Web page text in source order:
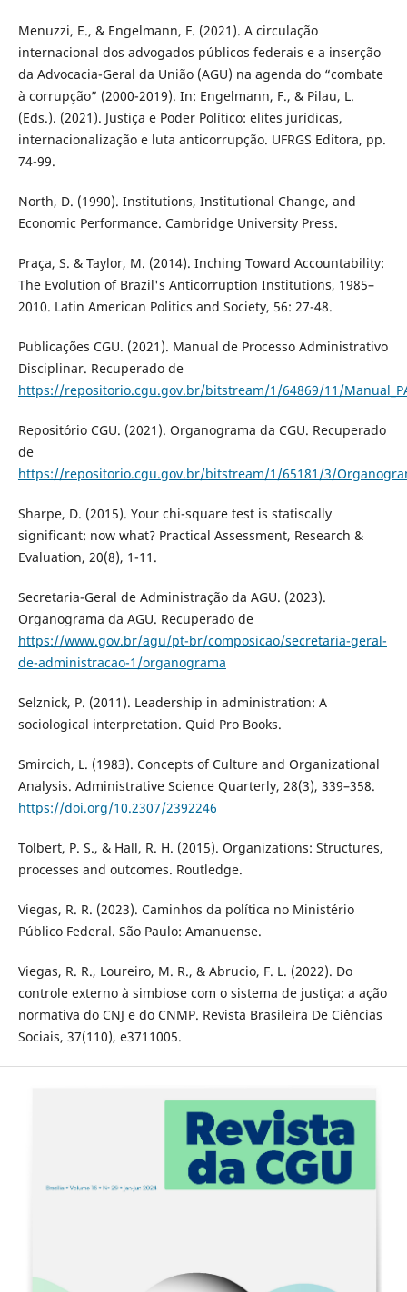
Menuzzi, E., & Engelmann, F. (2021). A circulação
internacional dos advogados públicos federais e a inserção
da Advocacia-Geral da União (AGU) na agenda do “combate
à corrupção” (2000-2019). In: Engelmann, F., & Pilau, L.
(Eds.). (2021). Justiça e Poder Político: elites jurídicas,
internacionalização e luta anticorrupção. UFRGS Editora, pp.
74-99.
North, D. (1990). Institutions, Institutional Change, and
Economic Performance. Cambridge University Press.
Praça, S. & Taylor, M. (2014). Inching Toward Accountability:
The Evolution of Brazil's Anticorruption Institutions, 1985–
2010. Latin American Politics and Society, 56: 27-48.
Publicações CGU. (2021). Manual de Processo Administrativo
Disciplinar. Recuperado de
https://repositorio.cgu.gov.br/bitstream/1/64869/11/
Repositório CGU. (2021). Organograma da CGU. Recuperado
de
https://repositorio.cgu.gov.br/bitstream/1/65181/3/
Sharpe, D. (2015). Your chi-square test is statiscally
significant: now what? Practical Assessment, Research &
Evaluation, 20(8), 1-11.
Secretaria-Geral de Administração da AGU. (2023).
Organograma da AGU. Recuperado de
https://www.gov.br/agu/pt-br/composicao/secretaria-geral-
de-administracao-1/organograma
Selznick, P. (2011). Leadership in administration: A
sociological interpretation. Quid Pro Books.
Smircich, L. (1983). Concepts of Culture and Organizational
Analysis. Administrative Science Quarterly, 28(3), 339–358.
https://doi.org/10.2307/2392246
Tolbert, P. S., & Hall, R. H. (2015). Organizations: Structures,
processes and outcomes. Routledge.
Viegas, R. R. (2023). Caminhos da política no Ministério
Público Federal. São Paulo: Amanuense.
Viegas, R. R., Loureiro, M. R., & Abrucio, F. L. (2022). Do
controle externo à simbiose com o sistema de justiça: a ação
normativa do CNJ e do CNMP. Revista Brasileira De Ciências
Sociais, 37(110), e3711005.